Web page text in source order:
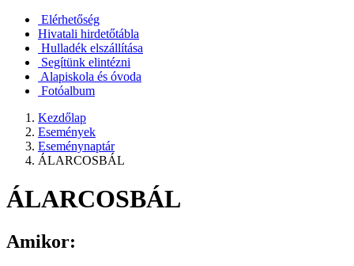
Elérhetőség
Hivatali hirdetőtábla
Hulladék elszállítása
Segítünk elintézni
Alapiskola és óvoda
Fotóalbum
Kezdőlap
Események
Eseménynaptár
ÁLARCOSBÁL
ÁLARCOSBÁL
Amikor: